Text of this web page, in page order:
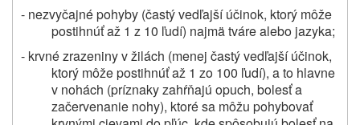
- nezvyčajné pohyby (častý vedľajší účinok, ktorý môže
postihnúť až 1 z 10 ľudí) najmä tváre alebo jazyka;
- krvné zrazeniny v žilách (menej častý vedľajší účinok,
ktorý môže postihnúť až 1 zo 100 ľudí), a to hlavne
v nohách (príznaky zahŕňajú opuch, bolesť a
začervenanie nohy), ktoré sa môžu pohybovať